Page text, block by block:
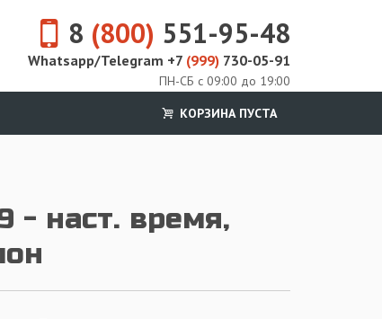
8 (800) 551-95-48
Whatsapp/Telegram +7 (999) 730-05-91
ПН-СБ с 09:00 до 19:00
КОРЗИНА ПУСТА
- наст. время,